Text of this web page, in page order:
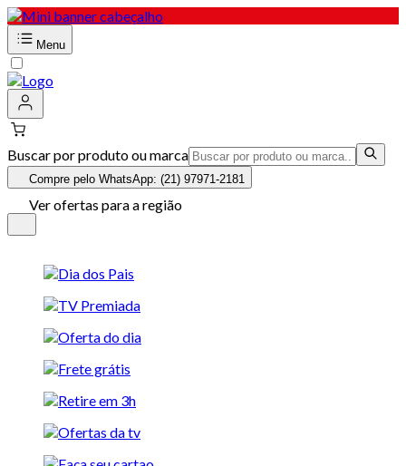
Menu
Buscar por produto ou marca
Compre pelo WhatsApp: (21) 97971-2181
Ver ofertas para a região